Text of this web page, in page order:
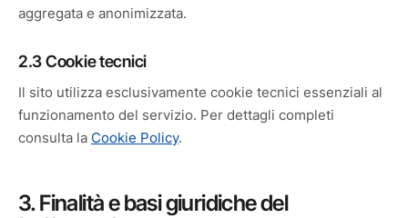
aggregata e anonimizzata.
2.3 Cookie tecnici
Il sito utilizza esclusivamente cookie tecnici essenziali al
funzionamento del servizio. Per dettagli completi
consulta la Cookie Policy.
3. Finalità e basi giuridiche del